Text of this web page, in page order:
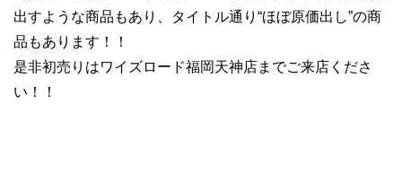
出すような商品もあり、タイトル通り“ほぼ原価出し”の商
品もあります！！
是非初売りはワイズロード福岡天神店までご来店くださ
い！！